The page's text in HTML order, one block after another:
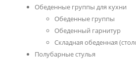
Обеденные группы для кухни
Обеденные группы
Обеденный гарнитур
Складная обеденная
Полубарные стулья